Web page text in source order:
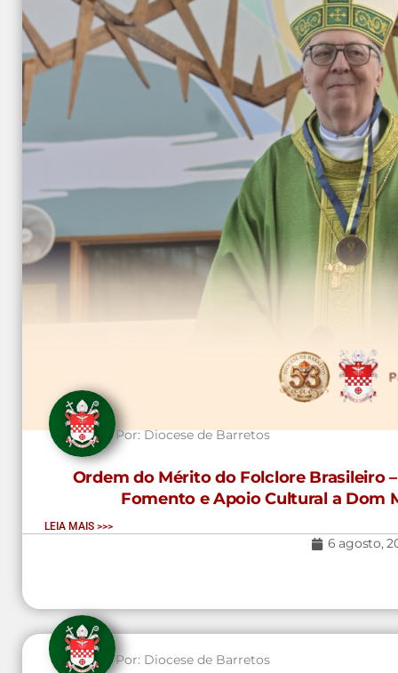
Por:Diocese de Barretos
Ordem do Mérito do Folclore Brasileiro
Fomento e Apoio Cultural a Dom
LEIA MAIS >>>
6 agosto,
Por: Diocese de Barretos